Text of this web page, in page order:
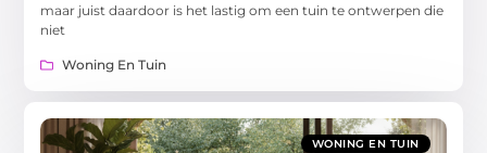
maar juist daardoor is het lastig om een tuin te ontwerpen die
niet
Woning En Tuin
WONING EN TUIN